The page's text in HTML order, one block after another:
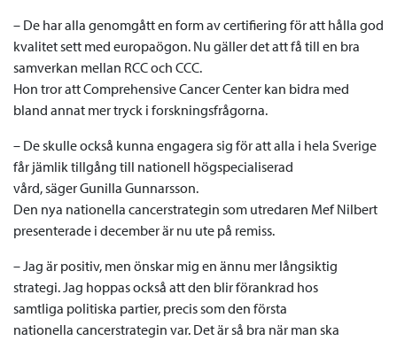
– De har alla genomgått en form av certifiering för att hålla god
kvalitet sett med europaögon. Nu gäller det att få till en bra
samverkan mellan RCC och CCC.
Hon tror att Comprehensive Cancer Center kan bidra med
bland annat mer tryck i forskningsfrågorna.
– De skulle också kunna engagera sig för att alla i hela Sverige
får jämlik tillgång till nationell högspecialiserad
vård, säger Gunilla Gunnarsson.
Den nya nationella cancerstrategin som utredaren Mef Nilbert
presenterade i december är nu ute på remiss.
– Jag är positiv, men önskar mig en ännu mer långsiktig
strategi. Jag hoppas också att den blir förankrad hos
samtliga politiska partier, precis som den första
nationella cancerstrategin var. Det är så bra när man ska